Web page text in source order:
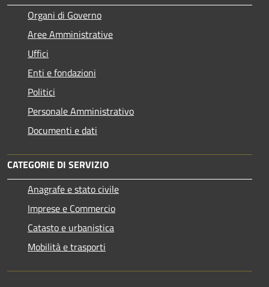
Organi di Governo
Aree Amministrative
Uffici
Enti e fondazioni
Politici
Personale Amministrativo
Documenti e dati
CATEGORIE DI SERVIZIO
Anagrafe e stato civile
Imprese e Commercio
Catasto e urbanistica
Mobilità e trasporti